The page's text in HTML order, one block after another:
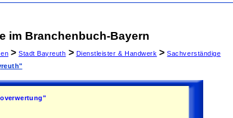
im Branchenbuch-Bayern
> Stadt Bayreuth > Dienstleister & Handwerk > Sachverständige